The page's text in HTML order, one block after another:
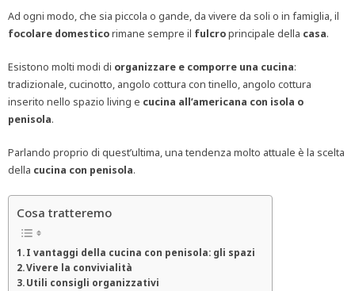
Ad ogni modo, che sia piccola o gande, da vivere da soli o in famiglia, il
focolare domesticorimane sempre il fulcroprincipale della casa.
Esistono molti modi di organizzare e comporre una cucina:
tradizionale, cucinotto, angolo cottura con tinello, angolo cottura
inserito nello spazio living e cucina all’americana con isola o
penisola.
Parlando proprio di quest’ultima, una tendenza molto attuale è la scelta
della cucina con penisola.
Cosa tratteremo
I vantaggi della cucina con penisola: gli spazi
Vivere la convivialità
Utili consigli organizzativi